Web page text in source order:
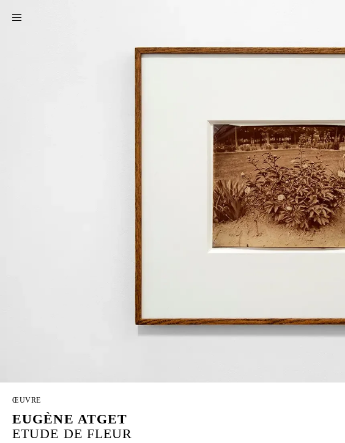
ŒUVRE
EUGÈNE ATGET
ETUDE DE FLEUR